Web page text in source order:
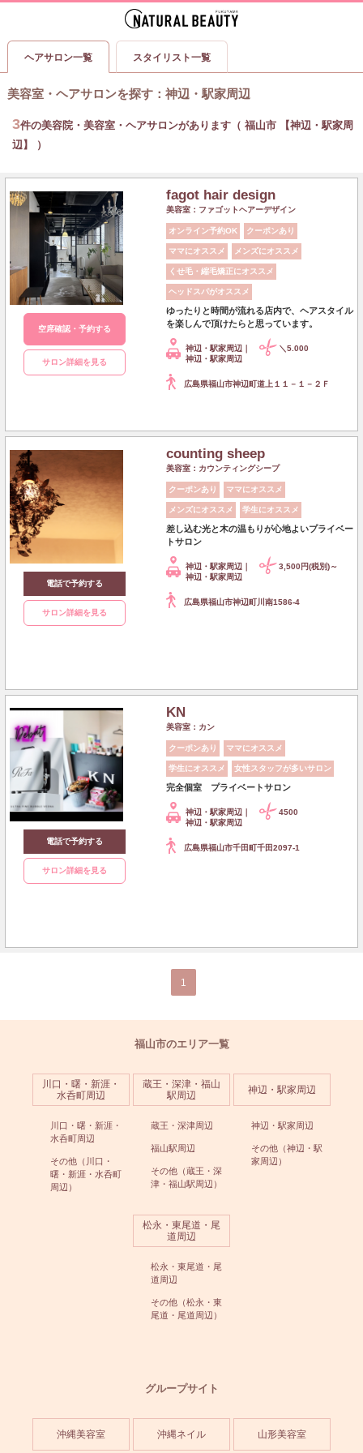
ヘアサロン一覧 スタイリスト一覧
美容室・ヘアサロンを探す： 神辺・駅家周辺
3件の美容院・美容室・ヘアサロンがあります（ 福山市 【神辺・駅家周
辺】 ）
空席確認・予約する
サロン詳細を見る
fagot hair design
美容室：ファゴットヘアーデザイン
オンライン予約OK クーポンあり
ママにオススメ メンズにオススメ
くせ毛・縮毛矯正にオススメ
ヘッドスパがオススメ
ゆったりと時間が流れる店内で、ヘアスタイル
を楽しんで頂けたらと思っています。
神辺・駅家周辺｜
神辺・駅家周辺
＼5.000
広島県福山市神辺町道上１１－１－２Ｆ
電話で予約する
サロン詳細を見る
counting sheep
美容室：カウンティングシープ
クーポンあり ママにオススメ
メンズにオススメ 学生にオススメ
差し込む光と木の温もりが心地よいプライベー
トサロン
神辺・駅家周辺｜
神辺・駅家周辺
3,500円(税別)～
広島県福山市神辺町川南1586-4
電話で予約する
サロン詳細を見る
KN
美容室：カン
クーポンあり ママにオススメ
学生にオススメ 女性スタッフが多いサロン
完全個室 プライベートサロン
神辺・駅家周辺｜
神辺・駅家周辺
4500
広島県福山市千田町千田2097-1
1
福山市のエリア一覧
川口・曙・新涯・
水呑町周辺
川口・曙・新涯・
水呑町周辺
その他（川口・
曙・新涯・水呑町
周辺）
蔵王・深津・福山
駅周辺
蔵王・深津周辺
福山駅周辺
その他（蔵王・深
津・福山駅周辺）
神辺・駅家周辺
神辺・駅家周辺
その他（神辺・駅
家周辺）
松永・東尾道・尾
道周辺
松永・東尾道・尾
道周辺
その他（松永・東
尾道・尾道周辺）
グループサイト
沖縄美容室 沖縄ネイル 山形美容室